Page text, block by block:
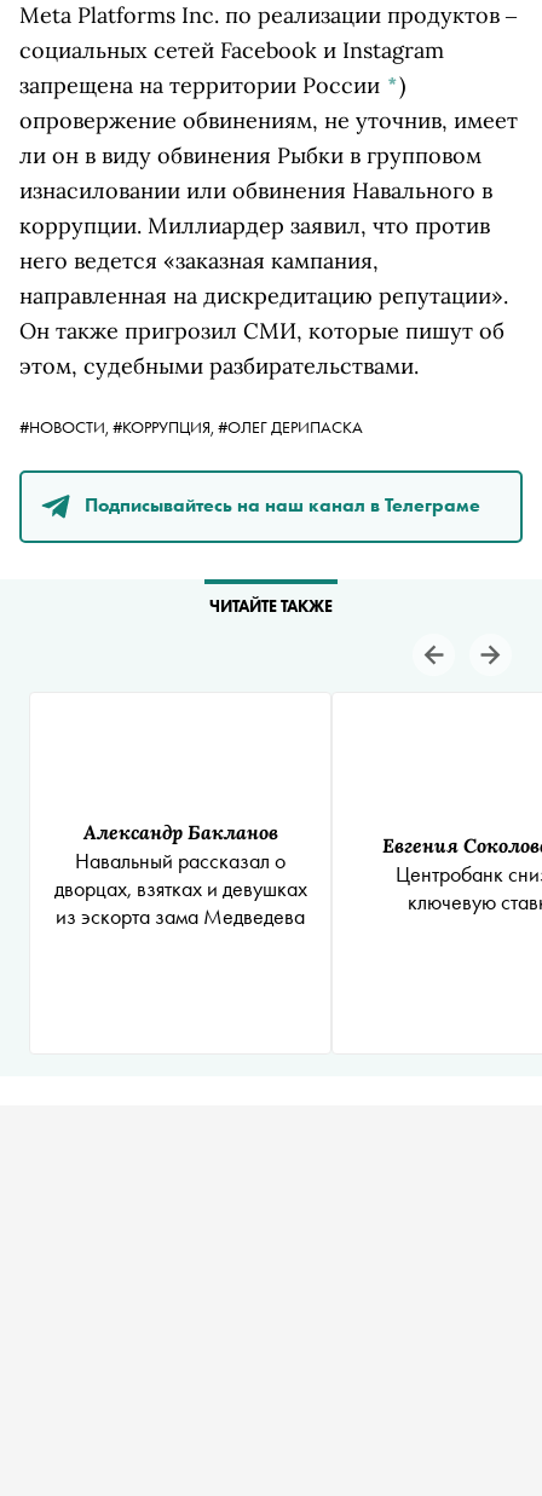
Meta Platforms Inc. по реализации продуктов ‒
социальных сетей Facebook и Instagram
запрещена на территории России *)
опровержение обвинениям, не уточнив, имеет
ли он в виду обвинения Рыбки в групповом
изнасиловании или обвинения Навального в
коррупции. Миллиардер заявил, что против
него ведется «заказная кампания,
направленная на дискредитацию репутации».
Он также пригрозил СМИ, которые пишут об
этом, судебными разбирательствами.
#НОВОСТИ, #КОРРУПЦИЯ, #ОЛЕГ ДЕРИПАСКА
Подписывайтесь на наш канал в Телеграме
ЧИТАЙТЕ ТАКЖЕ
Александр Бакланов
Навальный рассказал о
дворцах, взятках и девушках
из эскорта зама Медведева
Евгения
Центробанк
ключевую